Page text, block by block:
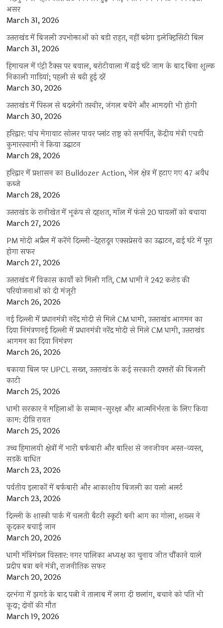
असर
March 31, 2026
उत्तराखंड में बिजली उपभोक्ताओं को बड़ी राहत, नहीं बढ़ेगा इलेक्ट्रिसिटी बिल
March 31, 2026
हिमाचल में एंट्री टैक्स पर बवाल, बरोटीवाला में ढाई घंटे जाम के बाद बिना शुल्क
निकाली गाड़ियां; पहली से बढ़ी हुई दरें
March 30, 2026
उत्तराखंड में पिरुल से बदलेगी तस्वीर, जंगल बचेंगे और आमदनी भी होगी
March 30, 2026
हरिद्वार: पांच मेगावाट सोलर पावर प्लांट राष्ट्र को समर्पित, केंद्रीय मंत्री एचडी
कुमारस्वामी ने किया उद्घाटन
March 28, 2026
हरिद्वार में प्रशासन का Bulldozer Action, भेल क्षेत्र में हटाए गए 47 अवैध
कब्जे
March 28, 2026
उत्तराखंड के रानीखेत में भूकंप से दहशत, मॉल में फंसे 20 घायलों को बचाया
March 27, 2026
PM मोदी अप्रैल में करेंगे दिल्ली-देहरादून एक्सप्रेसवे का उद्घाटन, ढाई घंटे में पूरा
होगा सफर
March 27, 2026
उत्तराखंड में विकास कार्यों को मिली गति, CM धामी ने 242 करोड़ की
परियोजनाओं को दी मंजूरी
March 26, 2026
नई दिल्ली में प्रधानमंत्री नरेंद्र मोदी से मिले CM धामी, उत्तराखंड आगमन का
दिया निमंत्रणनई दिल्ली में प्रधानमंत्री नरेंद्र मोदी से मिले CM धामी, उत्तराखंड
आगमन का दिया निमंत्रण
March 26, 2026
बकाया बिल पर UPCL सख्त, उत्तराखंड के कई सरकारी दफ्तरों की बिजली
काटी
March 25, 2026
धामी सरकार ने महिलाओं के सम्मान-सुरक्षा और आत्मनिर्भरता के लिए किया
काम: दीप्ति रावत
March 25, 2026
उच्च हिमालयी क्षेत्रों में भारी बर्फबारी और बारिश से जनजीवन अस्त-व्यस्त,
सड़कें बाधित
March 23, 2026
पर्वतीय इलाकों में बर्फबारी और आकाशीय बिजली का यलो अलर्ट
March 23, 2026
दिल्ली के शास्त्री पार्क में चलती बैटरी स्कूटी बनी आग का गोला, शख्स ने
कूदकर बचाई जान
March 20, 2026
धामी मंत्रिमंडल विस्तार: नगर पालिका अध्यक्ष का चुनाव जीत चौंकाने वाले
प्रदीप बत्रा बने मंत्री, राजनीतिक सफर
March 20, 2026
दरभंगा में झगड़े के बाद पत्नी ने तालाब में लगा दी छलांग, बचाने को पति भी
कूदा; दोनों की मौत
March 19, 2026